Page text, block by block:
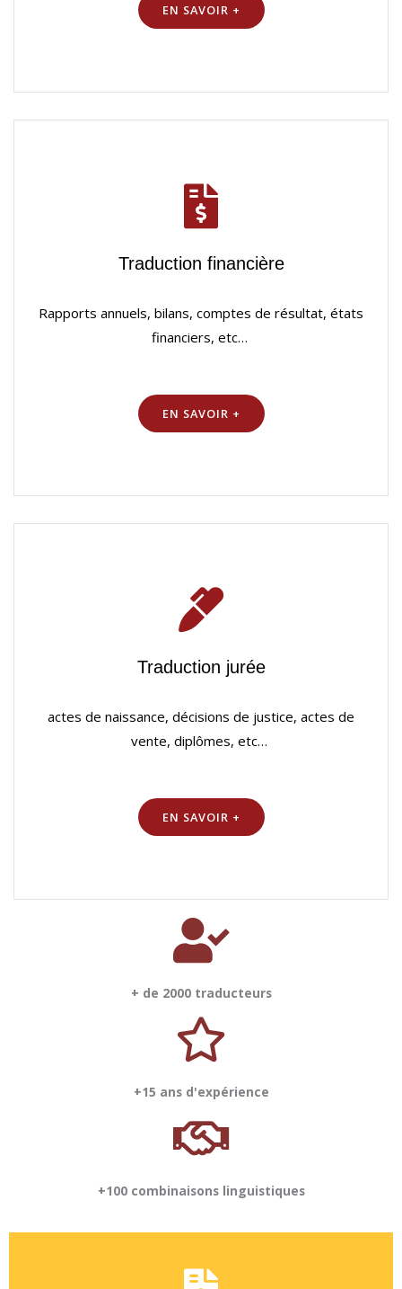
EN SAVOIR +
Traduction financière
Rapports annuels, bilans, comptes de résultat, états
financiers, etc…
EN SAVOIR +
Traduction jurée
actes de naissance, décisions de justice, actes de
vente, diplômes, etc…
EN SAVOIR +
+ de 2000 traducteurs
+15 ans d'expérience
+100 combinaisons linguistiques